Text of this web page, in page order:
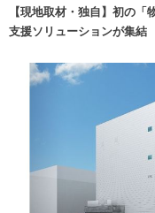
【現地取材・独自】初の
支援ソリューションが集結